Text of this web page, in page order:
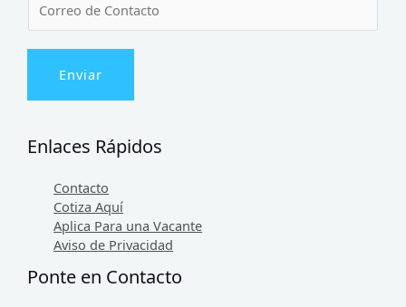
Enviar
Enlaces Rápidos
Contacto
Cotiza Aquí
Aplica Para una Vacante
Aviso de Privacidad
Ponte en Contacto